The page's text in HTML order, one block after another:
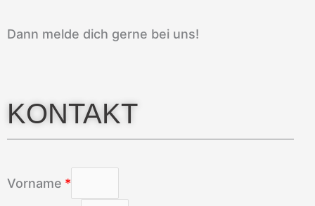
KONTAKT
Vorname
Dann melde dich gerne bei uns!